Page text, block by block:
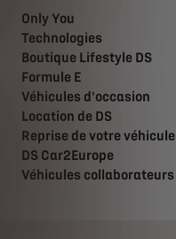
Only You
Technologies
Boutique Lifestyle DS
Formule E
Véhicules d'occasion
Location de DS
Reprise de votre véhicule
DS Car2Europe
Véhicules collaborateurs